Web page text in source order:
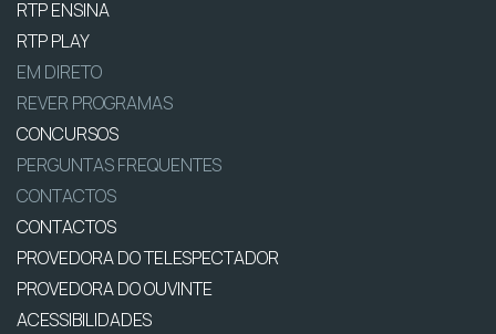
RTP ENSINA
RTP PLAY
EM DIRETO
REVER PROGRAMAS
CONCURSOS
PERGUNTAS FREQUENTES
CONTACTOS
CONTACTOS
PROVEDORA DO TELESPECTADOR
PROVEDORA DO OUVINTE
ACESSIBILIDADES